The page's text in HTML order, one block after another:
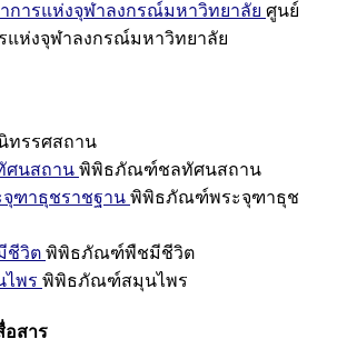
การแห่งจุฬาลงกรณ์มหาวิทยาลัย ศูนย์
แห่งจุฬาลงกรณ์มหาวิทยาลัย
ทรรศสถาน
นสถาน พิพิธภัณฑ์ชลทัศนสถาน
ฑาธุชราชฐาน พิพิธภัณฑ์พระจุฑาธุช
ชีวิต พิพิธภัณฑ์พืชมีชีวิต
พร พิพิธภัณฑ์สมุนไพร
อสาร